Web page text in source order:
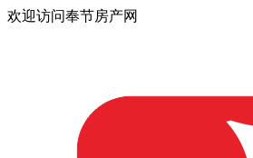
欢迎访问奉节房产网